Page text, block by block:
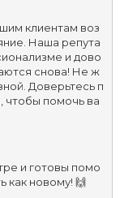
клиентам воз
Наша репута
и дово
снова! Не ж
Доверьтесь п
помочь ва
и готовы помо
как новому! 🙌